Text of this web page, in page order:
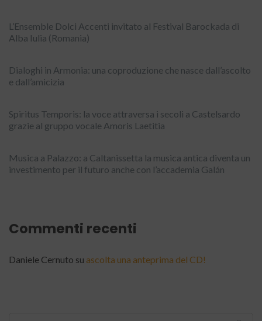
L’Ensemble Dolci Accenti invitato al Festival Barockada di
Alba Iulia (Romania)
Dialoghi in Armonia: una coproduzione che nasce dall’ascolto
e dall’amicizia
Spiritus Temporis: la voce attraversa i secoli a Castelsardo
grazie al gruppo vocale Amoris Laetitia
Musica a Palazzo: a Caltanissetta la musica antica diventa un
investimento per il futuro anche con l’accademia Galán
Commenti recenti
Daniele Cernuto su ascolta una anteprima del CD!